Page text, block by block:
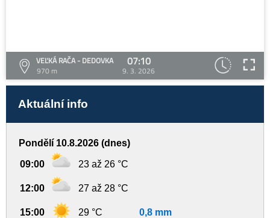
VEĽKÁ RAČA - DEDOVKA
970 m
07:10
9. 3. 2026
Aktuální info
Pondělí 10.8.2026 (dnes)
09:00 23 až 26 °C
12:00 27 až 28 °C
15:00 29 °C 0,8 mm